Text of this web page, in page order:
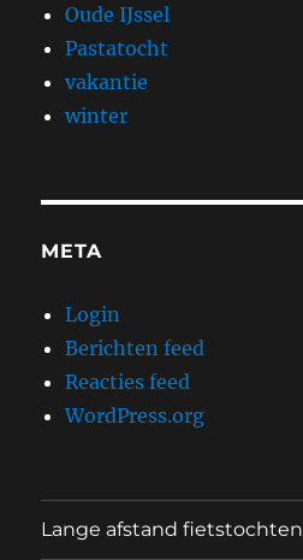
Oude IJssel
Pastatocht
vakantie
winter
META
Login
Berichten feed
Reacties feed
WordPress.org
Lange afstand fietstochten